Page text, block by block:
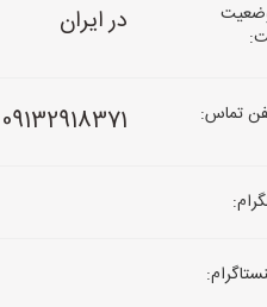
در ایران
تماس: 09132918371